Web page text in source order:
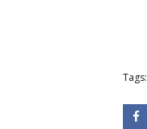
Tags: